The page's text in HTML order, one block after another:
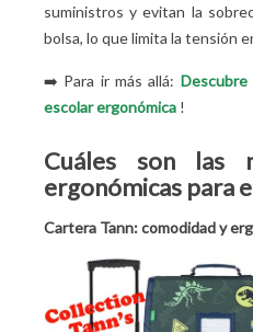
suministros y evitan la
bolsa, lo que limita la tensión
➡️ Para ir más allá: Descubre
escolar ergonómica !
Cuáles son las
ergonómicas para
Cartera Tann: comodidad y